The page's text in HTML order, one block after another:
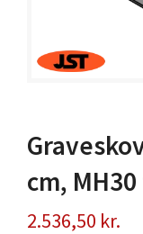
cm,
2.536,50 kr.